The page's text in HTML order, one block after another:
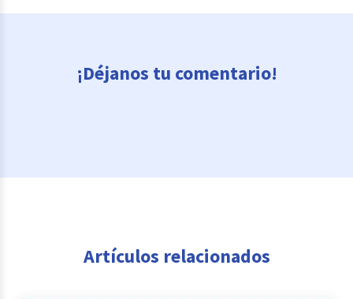
¡Déjanos tu comentario!
Artículos relacionados